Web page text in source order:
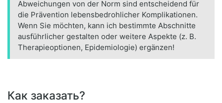
Abweichungen von der Norm sind entscheidend für
die Prävention lebensbedrohlicher Komplikationen.
Wenn Sie möchten, kann ich bestimmte Abschnitte
ausführlicher gestalten oder weitere Aspekte (z. B.
Therapieoptionen, Epidemiologie) ergänzen!
Как заказать?